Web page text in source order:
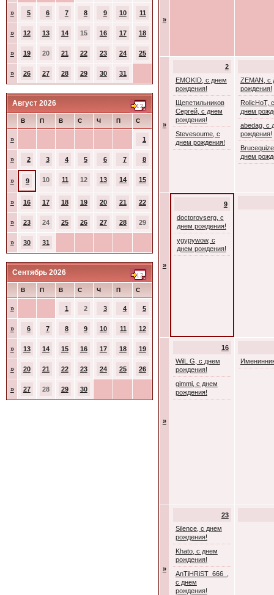
» 5 6 7 8 9 10 11
» 12 13 14 15 16 17 18
» 19 20 21 22 23 24 25
» 26 27 28 29 30 31
Август 2026
В П В С Ч П С
» 1
» 2 3 4 5 6 7 8
» 9 10 11 12 13 14 15
» 16 17 18 19 20 21 22
» 23 24 25 26 27 28 29
» 30 31
Сентябрь 2026
В П В С Ч П С
» 1 2 3 4 5
» 6 7 8 9 10 11 12
» 13 14 15 16 17 18 19
» 20 21 22 23 24 25 26
» 27 28 29 30
»
»
2
EMOKID, с днем
рождения!
Щепетильников
Сергей, с днем
рождения!
Stevesoume, с
днем рождения!
ZEMAN, с
рождения!
RolicHoT, с
днем
abedag, с
рождения!
днем
»
9
doctorovserg, с
днем рождения!
ygypywow, с
днем рождения!
»
16
WilL G, с днем
рождения!
gimmi, с днем
рождения!
»
23
Silence, с днем
рождения!
Khato, с днем
рождения!
AnTiHRiST_666_,
с днем
рождения!